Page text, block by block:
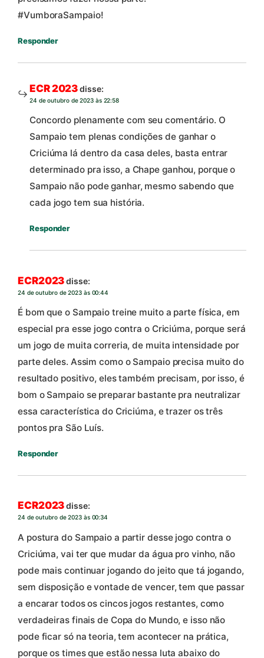
#VumboraSampaio!
Responder
ECR 2023disse:
24 de outubro de 2023 às 22:58
Concordo plenamente com seu comentário. O
Sampaio tem plenas condições de ganhar o
Criciúma lá dentro da casa deles, basta entrar
determinado pra isso, a Chape ganhou, porque o
Sampaio não pode ganhar, mesmo sabendo que
cada jogo tem sua história.
Responder
ECR2023disse:
24 de outubro de 2023 às 00:44
É bom que o Sampaio treine muito a parte física, em
especial pra esse jogo contra o Criciúma, porque será
um jogo de muita correria, de muita intensidade por
parte deles. Assim como o Sampaio precisa muito do
resultado positivo, eles também precisam, por isso, é
bom o Sampaio se preparar bastante pra neutralizar
essa característica do Criciúma, e trazer os três
pontos pra São Luís.
Responder
ECR2023disse:
24 de outubro de 2023 às 00:34
A postura do Sampaio a partir desse jogo contra o
Criciúma, vai ter que mudar da água pro vinho, não
pode mais continuar jogando do jeito que tá jogando,
sem disposição e vontade de vencer, tem que passar
a encarar todos os cincos jogos restantes, como
verdadeiras finais de Copa do Mundo, e isso não
pode ficar só na teoria, tem acontecer na prática,
porque os times que estão nessa luta abaixo do